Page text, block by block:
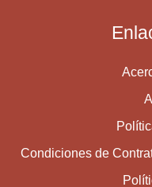
Condiciones de